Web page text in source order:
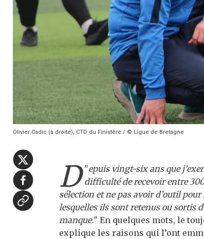
Olivier Cadic (à droite), CTD du Finistère / © Ligue de Bretagne
"
D
epuis vingt-six ans que
difficulté de recevoir entre
sélection et ne pas avoir d’outil
lesquelles ils sont retenus ou sortis
manque." En quelques mots, le
explique les raisons qui l’ont